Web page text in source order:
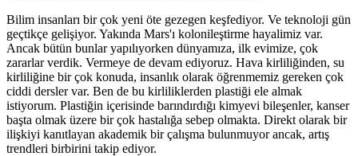
Bilim insanları bir çok yeni öte gezegen keşfediyor. Ve teknoloji gün
geçtikçe gelişiyor. Yakında Mars'ı kolonileştirme hayalimiz var.
Ancak bütün bunlar yapılıyorken dünyamıza, ilk evimize, çok
zararlar verdik. Vermeye de devam ediyoruz. Hava kirliliğinden, su
kirliliğine bir çok konuda, insanlık olarak öğrenmemiz gereken çok
ciddi dersler var. Ben de bu kirliliklerden plastiği ele almak
istiyorum. Plastiğin içerisinde barındırdığı kimyevi bileşenler, kanser
başta olmak üzere bir çok hastalığa sebep olmakta. Direkt olarak bir
ilişkiyi kanıtlayan akademik bir çalışma bulunmuyor ancak, artış
trendleri birbirini takip ediyor.